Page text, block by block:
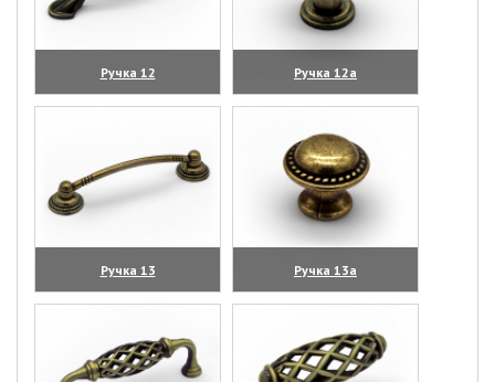
Ручка 12
(увеличить)
Ручка 12а
(увеличить)
Ручка 13
(увеличить)
Ручка 13а
(увеличить)